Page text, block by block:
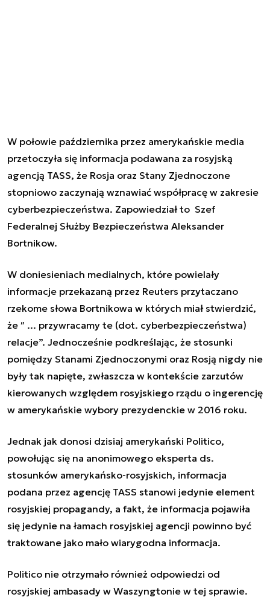
W połowie października przez amerykańskie media
przetoczyła się informacja podawana za rosyjską
agencją TASS, że Rosja oraz Stany Zjednoczone
stopniowo zaczynają wznawiać współpracę w zakresie
cyberbezpieczeństwa. Zapowiedział to Szef
Federalnej Służby Bezpieczeństwa Aleksander
Bortnikow.
W doniesieniach medialnych, które powielały
informacje przekazaną przez Reuters przytaczano
rzekome słowa Bortnikowa w których miał stwierdzić,
że ″ ... przywracamy te (dot. cyberbezpieczeństwa)
relacje”. Jednocześnie podkreślając, że stosunki
pomiędzy Stanami Zjednoczonymi oraz Rosją nigdy nie
były tak napięte, zwłaszcza w kontekście zarzutów
kierowanych względem rosyjskiego rządu o ingerencję
w amerykańskie wybory prezydenckie w 2016 roku.
Jednak jak donosi dzisiaj amerykański Politico,
powołując się na anonimowego eksperta ds.
stosunków amerykańsko-rosyjskich, informacja
podana przez agencję TASS stanowi jedynie element
rosyjskiej propagandy, a fakt, że informacja pojawiła
się jedynie na łamach rosyjskiej agencji powinno być
traktowane jako mało wiarygodna informacja.
Politico nie otrzymało również odpowiedzi od
rosyjskiej ambasady w Waszyngtonie w tej sprawie.